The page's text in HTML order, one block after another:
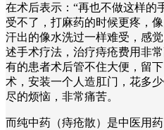
在术后表示：“再也不做这样的
受不了，打麻药的时候更疼，
汗出的像水洗过一样难受，感
述手术疗法，治疗痔疮费用非
有的患者术后管不住大便，留
术，安装一个人造肛门，花多
尽的烦恼，非常痛苦。
而纯中药（痔疮散）是中医用